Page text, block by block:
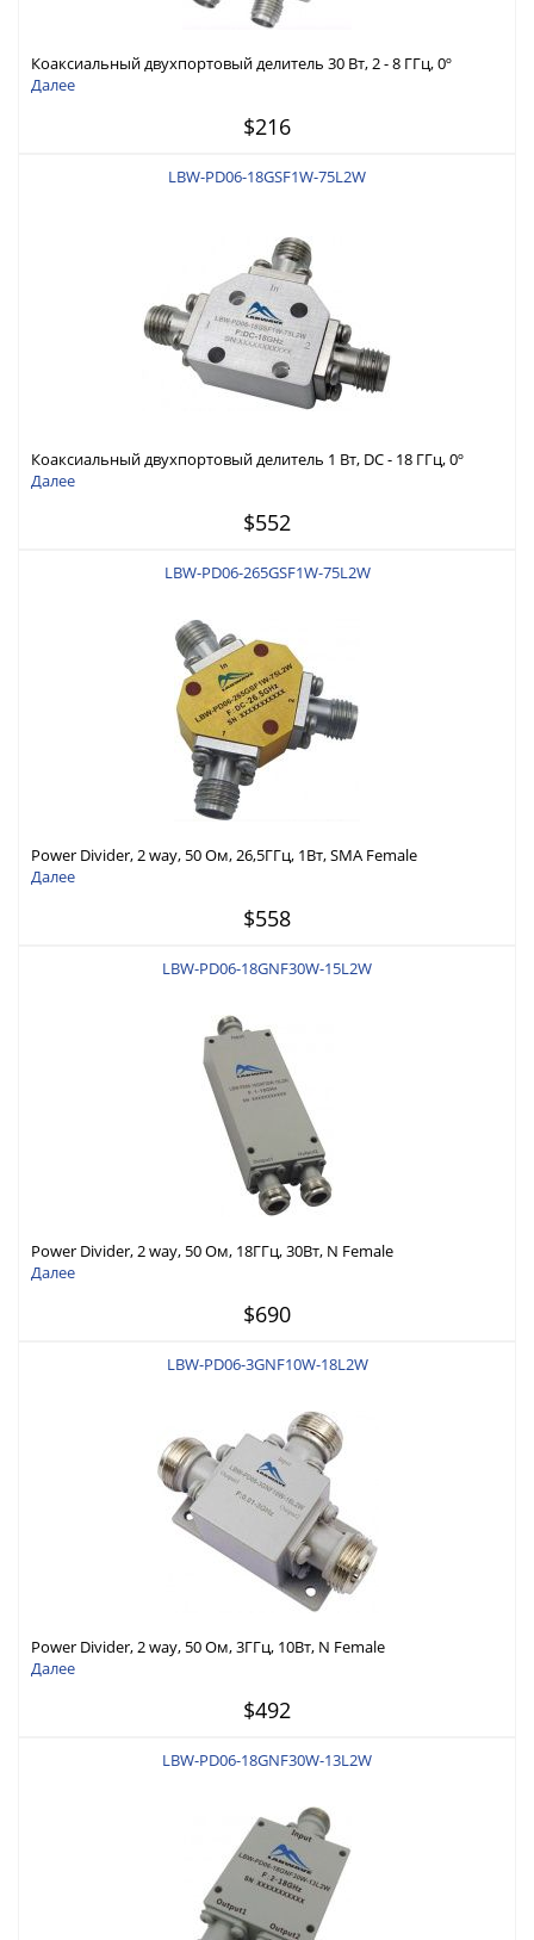
Коаксиальный двухпортовый делитель 30 Вт, 2 - 8 ГГц, 0º
Далее
$216
LBW-PD06-18GSF1W-75L2W
Коаксиальный двухпортовый делитель 1 Вт, DC - 18 ГГц, 0º
Далее
$552
LBW-PD06-265GSF1W-75L2W
Power Divider, 2 way, 50 Ом, 26,5ГГц, 1Вт, SMA Female
Далее
$558
LBW-PD06-18GNF30W-15L2W
Power Divider, 2 way, 50 Ом, 18ГГц, 30Вт, N Female
Далее
$690
LBW-PD06-3GNF10W-18L2W
Power Divider, 2 way, 50 Ом, 3ГГц, 10Вт, N Female
Далее
$492
LBW-PD06-18GNF30W-13L2W